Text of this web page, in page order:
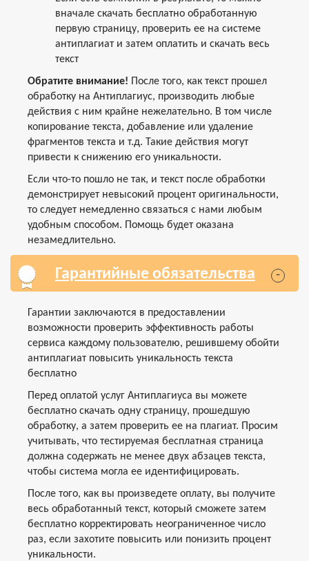
вначале скачать бесплатно обработанную
первую страницу, проверить ее на системе
антиплагиат и затем оплатить и скачать весь
текст
Обратите внимание! После того, как текст прошел
обработку на Антиплагиус, производить любые
действия с ним крайне нежелательно. В том числе
копирование текста, добавление или удаление
фрагментов текста и т.д. Такие действия могут
привести к снижению его уникальности.
Если что-то пошло не так, и текст после обработки
демонстрирует невысокий процент оригинальности,
то следует немедленно связаться с нами любым
удобным способом. Помощь будет оказана
незамедлительно.
Гарантийные обязательства -
Гарантии заключаются в предоставлении
возможности проверить эффективность работы
сервиса каждому пользователю, решившему обойти
антиплагиат повысить уникальность текста
бесплатно
Перед оплатой услуг Антиплагиуса вы можете
бесплатно скачать одну страницу, прошедшую
обработку, а затем проверить ее на плагиат. Просим
учитывать, что тестируемая бесплатная страница
должна содержать не менее двух абзацев текста,
чтобы система могла ее идентифицировать.
После того, как вы произведете оплату, вы получите
весь обработанный текст, который сможете затем
бесплатно корректировать неограниченное число
раз, если захотите повысить или понизить процент
уникальности.